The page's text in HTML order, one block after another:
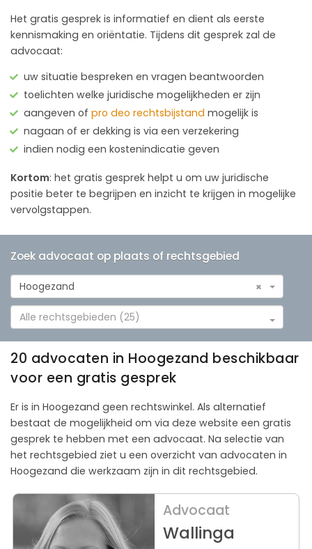
Het gratis gesprek is informatief en dient als eerste
kennismaking en oriëntatie. Tijdens dit gesprek zal de
advocaat:
uw situatie bespreken en vragen beantwoorden
toelichten welke juridische mogelijkheden er zijn
aangeven of pro deo rechtsbijstand mogelijk is
nagaan of er dekking is via een verzekering
indien nodig een kostenindicatie geven
Kortom: het gratis gesprek helpt u om uw juridische
positie beter te begrijpen en inzicht te krijgen in mogelijke
vervolgstappen.
Zoek advocaat op plaats of rechtsgebied
×
Hoogezand
Alle rechtsgebieden (25)
20 advocaten in Hoogezand beschikbaar
voor een gratis gesprek
Er is in Hoogezand geen rechtswinkel. Als alternatief
bestaat de mogelijkheid om via deze website een gratis
gesprek te hebben met een advocaat. Na selectie van
het rechtsgebied ziet u een overzicht van advocaten in
Hoogezand die werkzaam zijn in dit rechtsgebied.
Advocaat
Wallinga